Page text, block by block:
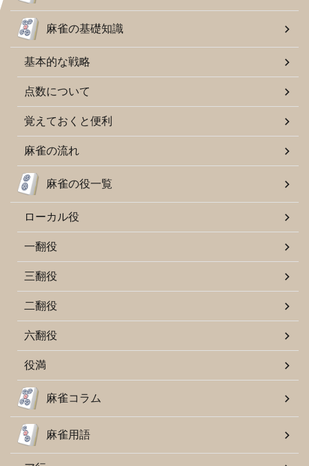
麻雀の基礎知識
基本的な戦略
点数について
覚えておくと便利
麻雀の流れ
麻雀の役一覧
ローカル役
一翻役
三翻役
二翻役
六翻役
役満
麻雀コラム
麻雀用語